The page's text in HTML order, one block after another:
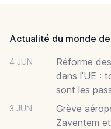
Actualité du monde
4 JUN
Réforme
dans l’UE :
sont les
3 JUN
Grève
Zaventem